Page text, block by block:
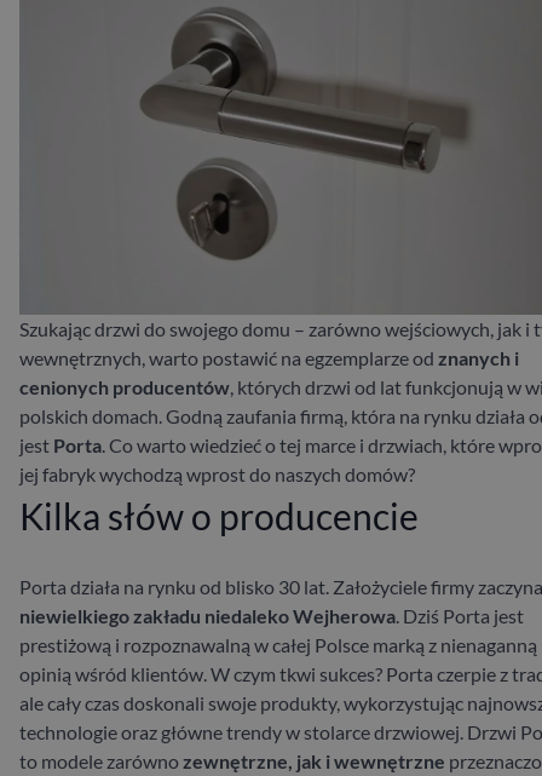
Szukając drzwi do swojego domu – zarówno wejściowych, jak i
wewnętrznych, warto postawić na egzemplarze od znanych i
cenionych producentów, których drzwi od lat funkcjonują w
polskich domach. Godną zaufania firmą, która na rynku działa
jest Porta. Co warto wiedzieć o tej marce i drzwiach, które
jej fabryk wychodzą wprost do naszych domów?
Kilka słów o producencie
Porta działa na rynku od blisko 30 lat. Założyciele firmy
niewielkiego zakładu niedaleko Wejherowa. Dziś Porta jest
prestiżową i rozpoznawalną w całej Polsce marką z nienaganną
opinią wśród klientów. W czym tkwi sukces? Porta czerpie z
ale cały czas doskonali swoje produkty, wykorzystując
technologie oraz główne trendy w stolarce drzwiowej. Drzwi
to modele zarównozewnętrzne, jak i wewnętrzne